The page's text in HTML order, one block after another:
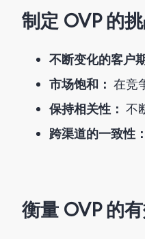
制定 OVP 的
不断变化的客户
市场饱和： 在竞
保持相关性： 不
跨渠道的一致性：
衡量 OVP 的